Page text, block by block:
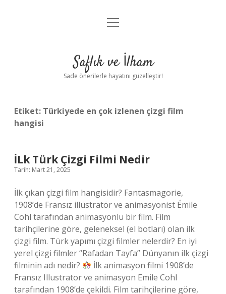
Anasayfa
Yasal Uyarı
menüyü
Saflık ve İlham
Sade önerilerle hayatını güzelleştir!
Etiket: Türkiyede en çok izlenen çizgi film
hangisi
İLk Türk Çizgi Filmi Nedir
Tarih: Mart 21, 2025
İlk çıkan çizgi film hangisidir? Fantasmagorie,
1908’de Fransız illüstratör ve animasyonist Émile
Cohl tarafından animasyonlu bir film. Film
tarihçilerine göre, geleneksel (el botları) olan ilk
çizgi film. Türk yapımı çizgi filmler nelerdir? En iyi
yerel çizgi filmler “Rafadan Tayfa” Dünyanın ilk çizgi
filminin adı nedir?
İlk animasyon filmi 1908’de
Fransız Illustrator ve animasyon Emile Cohl
tarafından 1908’de çekildi. Film tarihçilerine göre,